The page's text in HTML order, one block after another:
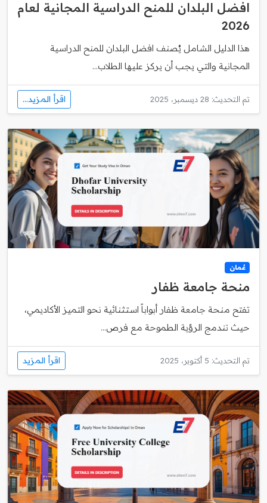
افضل البلدان للمنح الدراسية المجانية لعام
2026
هذا الدليل الشامل يُصنف افضل البلدان للمنح الدراسية
المجانية والتي يجب أن يركز عليها الطلاب...
تم التحديث: 28 ديسمبر، 2025 اقرأ المزيد...
عُمان
منحة جامعة ظفار
تفتح منحة جامعة ظفار أبواباً استثنائية نحو التميز الأكاديمي،
حيث تندمج الرؤية الطموحة مع فرص...
تم التحديث: 5 أكتوبر، 2025 اقرأ المزيد